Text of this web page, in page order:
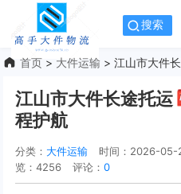
搜索
首页 > 大件运输 > 江山市大件
江山市大件长途托
程护航
分类： 大件运输 时间：2026-05-
览：4256
评论：0